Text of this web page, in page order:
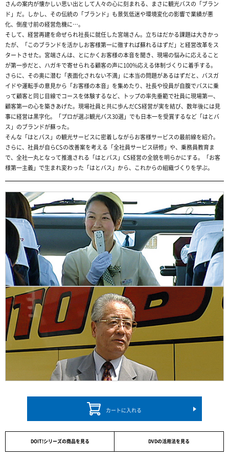
さんの案内が懐かしい思い出として人々の心に刻まれる、まさに観光バスの「ブラン
ド」だ。しかし、その伝統の「ブランド」も景気低迷や環境変化の影響で業績が悪
化、倒産寸前の経営危機に…。
そして、経営再建を命ぜられ社長に就任した宮端さん。立ちはだかる課題は大きかっ
たが、「このブランドを活かしお客様第一に徹すれば蘇れるはずだ」と経営改革をス
タートさせた。宮端さんは、とにかくお客様の本音を聞き、現場の悩みに応えること
が第一歩だと、ハガキで寄せられる顧客の声に100%応える体制づくりに着手する。
さらに、その奥に潜む「表面化されない不満」に本当の問題があるはずだと、バスガ
イドや運転手の意見から「お客様の本音」を集めたり、社長や役員が自腹でバスに乗
って顧客と同じ目線でコースを体験するなど、トップの率先垂範で社員に現場第一、
顧客第一の心を築きあげた。現場社員と共に歩んだCS経営が実を結び、数年後には見
事に経営は黒字化。「プロが選ぶ観光バス30選」でも日本一を受賞するなど「はとバ
ス」のブランドが蘇った。
そんな「はとバス」の観光サービスに密着しながらお客様サービスの最前線を紹介。
さらに、社員が自らCSの改善案を考える「全社員サービス研修」や、乗務員教育ま
で、全社一丸となって推進される「はとバス」CS経営の全貌を明らかにする。「お客
様第一主義」で生まれ変わった「はとバス」から、これからの組織づくりを学ぶ。
カートに入れる
DOIT!シリーズの商品を見る DVDの活用法を見る